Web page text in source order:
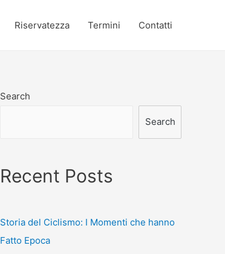
Riservatezza Termini Contatti
Search
Search
Recent Posts
Storia del Ciclismo: I Momenti che hanno
Fatto Epoca